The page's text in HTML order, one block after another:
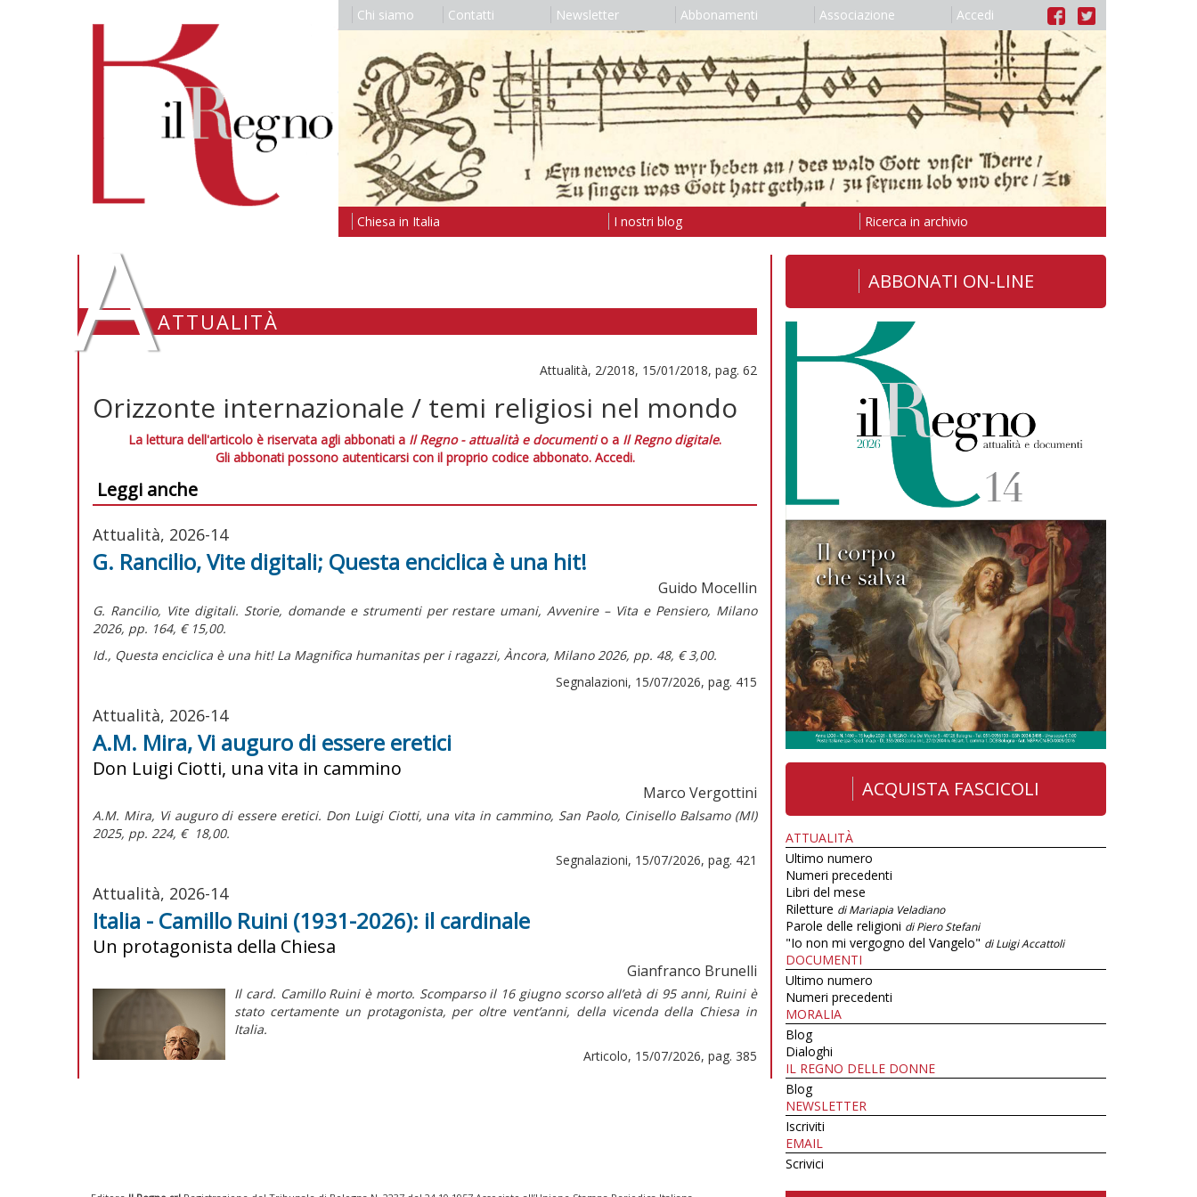
Chi siamo Contatti Newsletter Abbonamenti Associazione Accedi
Chiesa in Italia I nostri blog Ricerca in archivio
AATTUALITÀ
Attualità, 2/2018, 15/01/2018, pag. 62
Orizzonte internazionale / temi religiosi nel mondo
La lettura dell'articolo è riservata agli abbonati a Il Regno - attualità e documentio a Il Regno digitale.
Gli abbonati possono autenticarsi con il proprio codice abbonato. Accedi.
Leggi anche
Attualità, 2026-14
G. Rancilio, Vite digitali; Questa enciclica è una hit!
Guido Mocellin
G. Rancilio, Vite digitali. Storie, domande e strumenti per restare umani, Avvenire – Vita e Pensiero, Milano
2026, pp. 164, € 15,00.
Id., Questa enciclica è una hit! La Magnifica humanitas per i ragazzi, Àncora, Milano 2026, pp. 48, € 3,00.
Segnalazioni, 15/07/2026, pag. 415
Attualità, 2026-14
A.M. Mira, Vi auguro di essere eretici
Don Luigi Ciotti, una vita in cammino
Marco Vergottini
A.M. Mira, Vi auguro di essere eretici. Don Luigi Ciotti, una vita in cammino, San Paolo, Cinisello Balsamo (MI)
2025, pp. 224, € 18,00.
Segnalazioni, 15/07/2026, pag. 421
Attualità, 2026-14
Italia - Camillo Ruini (1931-2026): il cardinale
Un protagonista della Chiesa
Gianfranco Brunelli
Il card. Camillo Ruini è morto. Scomparso il 16 giugno scorso all’età di 95 anni, Ruini è
stato certamente un protagonista, per oltre vent’anni, della vicenda della Chiesa in
Italia.
Articolo, 15/07/2026, pag. 385
ABBONATI ON-LINE
ACQUISTA FASCICOLI
ATTUALITÀ
Ultimo numero
Numeri precedenti
Libri del mese
Riletture di Mariapia Veladiano
Parole delle religioni di Piero Stefani
"Io non mi vergogno del Vangelo" di Luigi Accattoli
DOCUMENTI
Ultimo numero
Numeri precedenti
MORALIA
Blog
Dialoghi
IL REGNO DELLE DONNE
Blog
NEWSLETTER
Iscriviti
EMAIL
Scrivici